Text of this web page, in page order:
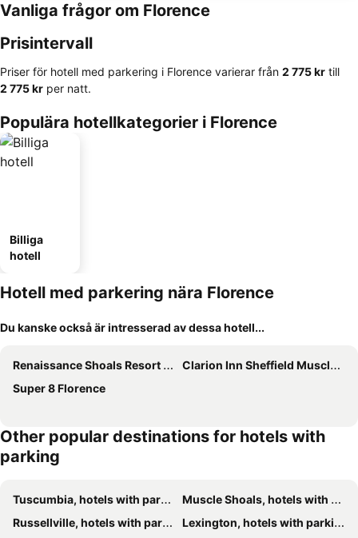
Vanliga frågor om Florence
Prisintervall
Priser för hotell med parkering i Florence varierar från ‎2 775 kr till
‎2 775 kr per natt.
Populära hotellkategorier i Florence
Billiga
hotell
Hotell med parkering nära Florence
Du kanske också är intresserad av dessa hotell...
Renaissance Shoals Resort & Spa
Clarion Inn Sheffield Muscle Shoals
Super 8 Florence
Other popular destinations for hotels with
parking
Tuscumbia, hotels with parking
Muscle Shoals, hotels with parking
Russellville, hotels with parking
Lexington, hotels with parking